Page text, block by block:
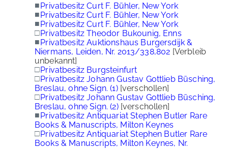
■Privatbesitz Curt F. Bühler, New York
■Privatbesitz Curt F. Bühler, New York
■Privatbesitz Curt F. Bühler, New York
□Privatbesitz Theodor Bukounig, Enns
■Privatbesitz Auktionshaus Burgersdijk &
Niermans, Leiden, Nr. 2013/338,802 [Verbleib
unbekannt]
□Privatbesitz Burgsteinfurt
□Privatbesitz Johann Gustav Gottlieb Büsching,
Breslau, ohne Sign. (1)[verschollen]
□Privatbesitz Johann Gustav Gottlieb Büsching,
Breslau, ohne Sign. (2)[verschollen]
■Privatbesitz Antiquariat Stephen Butler Rare
Books & Manuscripts, Milton Keynes
□Privatbesitz Antiquariat Stephen Butler Rare
Books & Manuscripts, Milton Keynes, Nr.